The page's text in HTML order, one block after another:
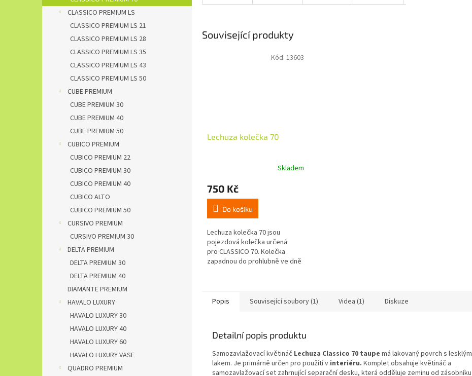
CLASSICO PREMIUM LS
CLASSICO PREMIUM LS 21
CLASSICO PREMIUM LS 28
CLASSICO PREMIUM LS 35
CLASSICO PREMIUM LS 43
CLASSICO PREMIUM LS 50
CUBE PREMIUM
CUBE PREMIUM 30
CUBE PREMIUM 40
CUBE PREMIUM 50
CUBICO PREMIUM
CUBICO PREMIUM 22
CUBICO PREMIUM 30
CUBICO PREMIUM 40
CUBICO ALTO
CUBICO PREMIUM 50
CURSIVO PREMIUM
CURSIVO PREMIUM 30
DELTA PREMIUM
DELTA PREMIUM 30
DELTA PREMIUM 40
DIAMANTE PREMIUM
HAVALO LUXURY
HAVALO LUXURY 30
HAVALO LUXURY 40
HAVALO LUXURY 60
HAVALO LUXURY VASE
QUADRO PREMIUM
Související produkty
Lechuza kolečka 70
Skladem
750 Kč
Do košíku
Lechuza kolečka 70 jsou
pojezdová kolečka určená
pro CLASSICO 70. Kolečka
zapadnou do prohlubně ve dně
Kód: 13603
Popis Související soubory (1) Videa (1) Diskuze
Detailní popis produktu
Samozavlažovací květináč Lechuza Classico 70 taupe má lakovaný povrch s lesklým
lakem. Je primárně určen pro použití v interiéru. Komplet obsahuje květináč a
samozavlažovací set zahrnující separační desku, která odděluje zeminu od zásobníku